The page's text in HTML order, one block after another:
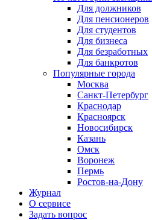
Для должников
Для пенсионеров
Для студентов
Для бизнеса
Для безработных
Для банкротов
Популярные города
Москва
Санкт-Петербург
Краснодар
Красноярск
Новосибирск
Казань
Омск
Воронеж
Пермь
Ростов-на-Дону
Журнал
О сервисе
Задать вопрос